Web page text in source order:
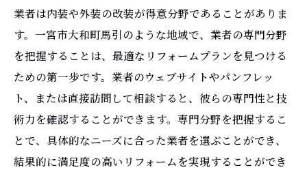
業者は内装や外装の改装が得意分野であることがありま
す。一宮市大和町馬引のような地域で、業者の専門分野
を把握することは、最適なリフォームプランを見つける
ための第一歩です。業者のウェブサイトやパンフレッ
ト、または直接訪問して相談すると、彼らの専門性と技
術力を確認することができます。専門分野を把握するこ
とで、具体的なニーズに合った業者を選ぶことができ、
結果的に満足度の高いリフォームを実現することができ